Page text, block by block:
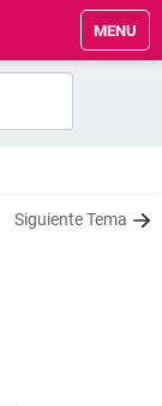
MENU
Siguiente Tema